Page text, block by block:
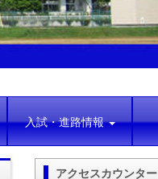
入試・進路情報
アクセスカウンター